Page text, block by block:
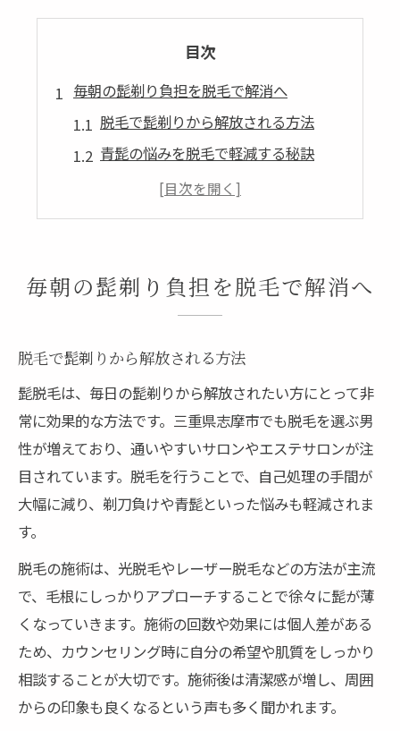
目次
毎朝の髭剃り負担を脱毛で解消へ
脱毛で髭剃りから解放される方法
青髭の悩みを脱毛で軽減する秘訣
脱毛が毎日の時短と清潔感に直結
剃刀負け対策に脱毛が選ばれる理由
三重県志摩市で始める髭脱毛の魅力
志摩市で脱毛を選ぶメリットとは
志摩市の脱毛サロンが人気な理由
予約しやすい脱毛サービスの選び方
脱毛で理想の清潔感を実現する方法
自己処理不要の清潔感を脱毛で手に
脱毛で毎日の自己処理を手放す秘訣
自己処理から解放される脱毛体験談
脱毛で肌トラブルを未然に防ぐ方法
仕事効率化にも繋がる脱毛の効果
ヒゲ脱毛なら志摩市で効果実感できる理由
志摩市の脱毛施術が選ばれるポイント
髭脱毛で得られるリアルな効果とは
毎朝の髭剃り負担を脱毛で解消へ
脱毛で髭剃りから解放される方法
髭脱毛は、毎日の髭剃りから解放されたい方にとって非
常に効果的な方法です。三重県志摩市でも脱毛を選ぶ男
性が増えており、通いやすいサロンやエステサロンが注
目されています。脱毛を行うことで、自己処理の手間が
大幅に減り、剃刀負けや青髭といった悩みも軽減されま
す。
脱毛の施術は、光脱毛やレーザー脱毛などの方法が主流
で、毛根にしっかりアプローチすることで徐々に髭が薄
くなっていきます。施術の回数や効果には個人差がある
ため、カウンセリング時に自分の希望や肌質をしっかり
相談することが大切です。施術後は清潔感が増し、周囲
からの印象も良くなるという声も多く聞かれます。